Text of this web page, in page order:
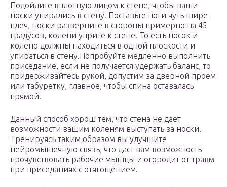
Подойдите вплотную лицом к стене, чтобы ваши
носки упирались в стену. Поставьте ноги чуть шире
плеч, носки разверните в стороны примерно на 45
градусов, колени уприте к стене. То есть носок и
колено должны находиться в одной плоскости и
упираться в стену.Попробуйте медленно выполнить
приседание, если не получается удержать баланс, то
придерживайтесь рукой, допустим за дверной проем
или табуретку, главное, чтобы спина оставалась
прямой.
Данный способ хорош тем, что стена не дает
возможности вашим коленям выступать за носки.
Тренируясь таким образом вы улучшите
нейромышечную связь, что даст вам возможность
прочувствовать рабочие мышцы и огородит от травм
при приседаниях с отягощением.